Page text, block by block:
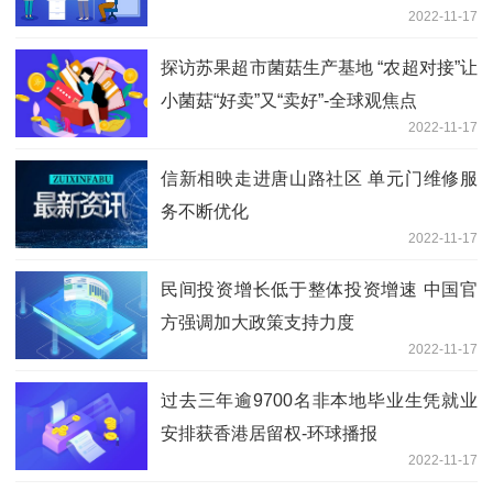
2022-11-17
探访苏果超市菌菇生产基地 “农超对接”让
小菌菇“好卖”又“卖好”-全球观焦点
2022-11-17
信新相映走进唐山路社区 单元门维修服
务不断优化
2022-11-17
民间投资增长低于整体投资增速 中国官
方强调加大政策支持力度
2022-11-17
过去三年逾9700名非本地毕业生凭就业
安排获香港居留权-环球播报
2022-11-17